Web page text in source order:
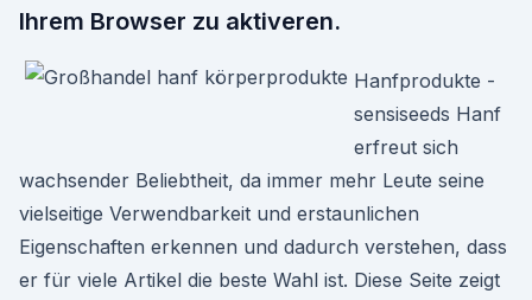
Ihrem Browser zu aktiveren.
Hanfprodukte -
sensiseeds Hanf
erfreut sich
wachsender Beliebtheit, da immer mehr Leute seine
vielseitige Verwendbarkeit und erstaunlichen
Eigenschaften erkennen und dadurch verstehen, dass
er für viele Artikel die beste Wahl ist. Diese Seite zeigt